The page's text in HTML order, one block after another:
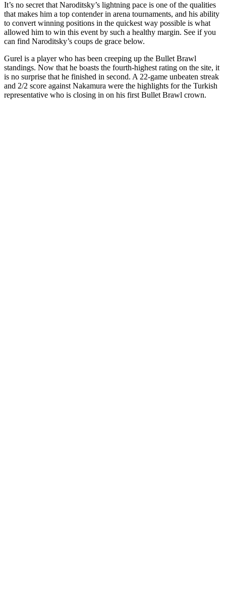
It’s no secret that Naroditsky’s lightning pace is one of the qualities
that makes him a top contender in arena tournaments, and his ability
to convert winning positions in the quickest way possible is what
allowed him to win this event by such a healthy margin. See if you
can find Naroditsky’s coups de grace below.
Gurel is a player who has been creeping up the Bullet Brawl
standings. Now that he boasts the fourth-highest rating on the site, it
is no surprise that he finished in second. A 22-game unbeaten streak
and 2/2 score against Nakamura were the highlights for the Turkish
representative who is closing in on his first Bullet Brawl crown.